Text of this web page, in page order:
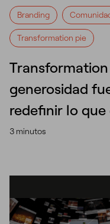
Branding
Transformation pie
generosidad
redefinir lo que
3 minutos